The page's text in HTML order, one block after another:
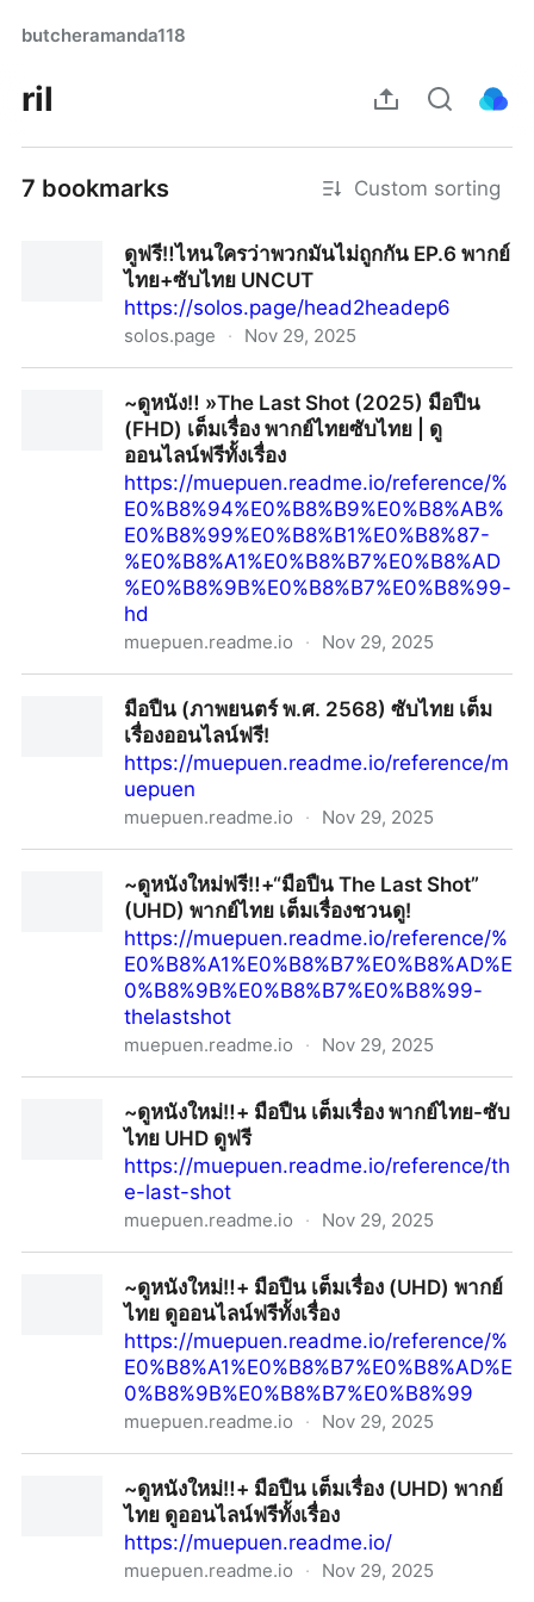
butcheramanda118
ril
7 bookmarks Custom sorting
ดูฟรี‼️ไหนใครว่าพวกมันไม่ถูกกัน EP.6 พากย์
ไทย+ซับไทย UNCUT
https://solos.page/head2headep6
solos.page · Nov 29, 2025
~ดูหนัง‼️ »The Last Shot (2025) มือปืน
(FHD) เต็มเรื่อง พากย์ไทยซับไทย | ดู
ออนไลน์ฟรีทั้งเรื่อง
https://muepuen.readme.io/reference/%
E0%B8%94%E0%B8%B9%E0%B8%AB%
E0%B8%99%E0%B8%B1%E0%B8%87-
%E0%B8%A1%E0%B8%B7%E0%B8%AD
%E0%B8%9B%E0%B8%B7%E0%B8%99-
hd
muepuen.readme.io · Nov 29, 2025
พากย์ไทยซับไทย | ดูออนไลน์ฟรีทั้งเรื่อง
มือปืน (ภาพยนตร์ พ.ศ. 2568) ซับไทย เต็ม
เรื่องออนไลน์ฟรี!
https://muepuen.readme.io/reference/m
uepuen
muepuen.readme.io · Nov 29, 2025
~ดูหนังใหม่ฟรี‼️+“มือปืน The Last Shot”
(UHD) พากย์ไทย เต็มเรื่องชวนดู!
https://muepuen.readme.io/reference/%
E0%B8%A1%E0%B8%B7%E0%B8%AD%E
0%B8%9B%E0%B8%B7%E0%B8%99-
thelastshot
muepuen.readme.io · Nov 29, 2025
เต็มเรื่องชวนดู!~ดูหนังใหม่‼️+ มือปืน เต็มเรื่อง พากย์ไทย-ซับ
ไทย UHD ดูฟรี
https://muepuen.readme.io/reference/th
e-last-shot
muepuen.readme.io · Nov 29, 2025
~ดูหนังใหม่‼️+ มือปืน เต็มเรื่อง (UHD) พากย์
ไทย ดูออนไลน์ฟรีทั้งเรื่อง
https://muepuen.readme.io/reference/%
E0%B8%A1%E0%B8%B7%E0%B8%AD%E
0%B8%9B%E0%B8%B7%E0%B8%99
muepuen.readme.io · Nov 29, 2025
~ดูหนังใหม่‼️+ มือปืน เต็มเรื่อง (UHD) พากย์
ไทย ดูออนไลน์ฟรีทั้งเรื่อง
https://muepuen.readme.io/
muepuen.readme.io · Nov 29, 2025